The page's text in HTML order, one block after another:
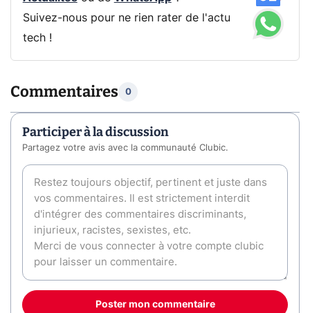
Suivez-nous pour ne rien rater de l'actu
tech !
Commentaires 0
Participer à la discussion
Partagez votre avis avec la communauté Clubic.
Poster mon commentaire